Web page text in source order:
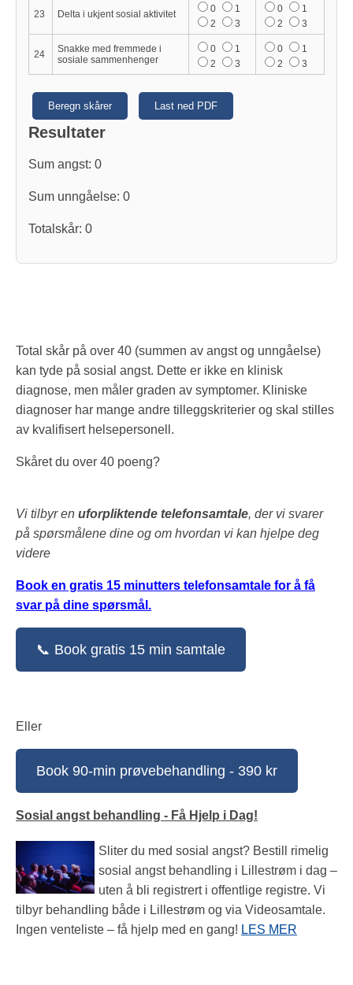
23 Delta i ukjent sosial aktivitet 0
1
2
3
0
1
2
3
24
Snakke med fremmede i
sosiale sammenhenger
0
1
2
3
0
1
2
3
Beregn skårer Last ned PDF
Resultater
Sum angst: 0
Sum unngåelse: 0
Totalskår: 0
Total skår på over 40 (summen av angst og unngåelse)
kan tyde på sosial angst. Dette er ikke en klinisk
diagnose, men måler graden av symptomer. Kliniske
diagnoser har mange andre tilleggskriterier og skal stilles
av kvalifisert helsepersonell.
Skåret du over 40 poeng?
Vi tilbyr en uforpliktende telefonsamtale, der vi svarer
på spørsmålene dine og om hvordan vi kan hjelpe deg
videre
Book en gratis 15 minutters telefonsamtale for å få
svar på dine spørsmål.
📞 Book gratis 15 min samtale
Eller
Book 90-min prøvebehandling - 390 kr
Sosial angst behandling - Få Hjelp i Dag!
Sliter du med sosial angst? Bestill rimelig
sosial angst behandling i Lillestrøm i dag –
uten å bli registrert i offentlige registre. Vi
tilbyr behandling både i Lillestrøm og via Videosamtale.
Ingen venteliste – få hjelp med en gang! LES MER